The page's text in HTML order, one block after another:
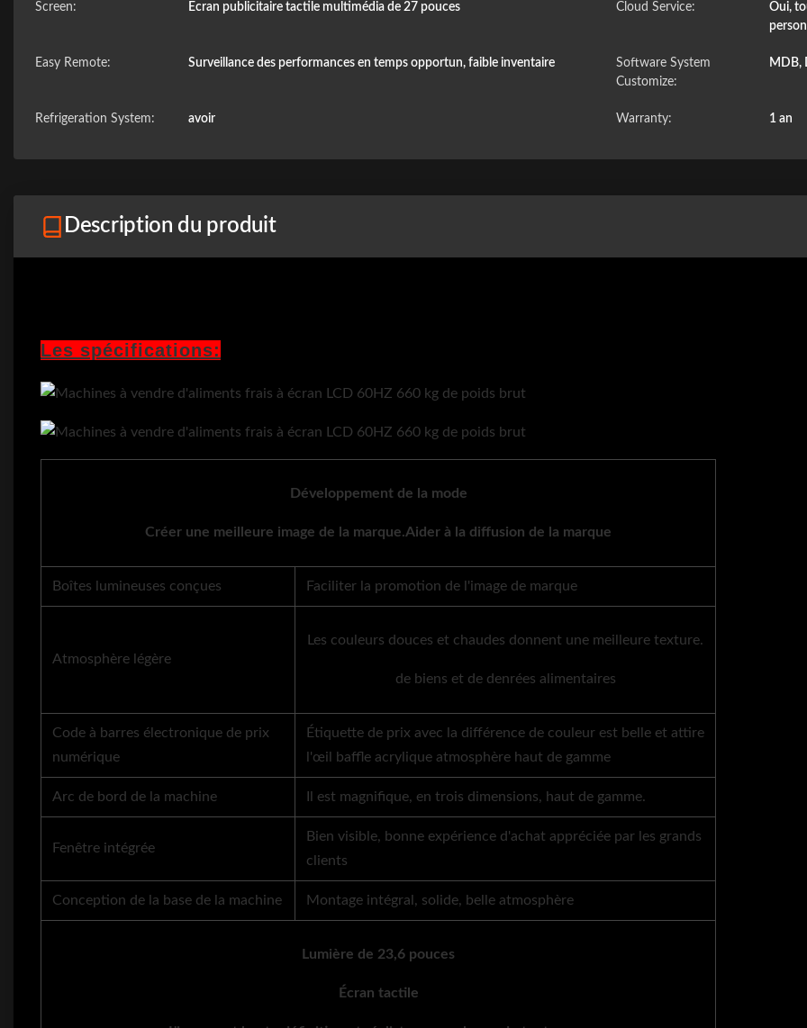
Screen: Écran publicitaire tactile multimédia de 27 pouces Cloud Service:
Oui,
Easy Remote: Surveillance des performances en temps opportun, faible inventaire
Software System
Customize:
MDB,
Refrigeration System: avoir Warranty: 1 an
Description du produit
Les spécifications:
Développement de la mode
Créer une meilleure image de la marque.Aider à la diffusion de la marque
Boîtes lumineuses conçues Faciliter la promotion de l'image de marque
Atmosphère légère
Les couleurs douces et chaudes donnent une meilleure texture.
de biens et de denrées alimentaires
Code à barres électronique de prix
numérique
Étiquette de prix avec la différence de couleur est belle et attire
l'œil baffle acrylique atmosphère haut de gamme
Arc de bord de la machine Il est magnifique, en trois dimensions, haut de gamme.
Fenêtre intégrée
Bien visible, bonne expérience d'achat appréciée par les grands
clients
Conception de la base de la machine Montage intégral, solide, belle atmosphère
Lumière de 23,6 pouces
Écran tactile